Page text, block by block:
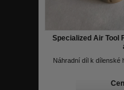
Specialized Air Tool
Náhradní díl k dílenské